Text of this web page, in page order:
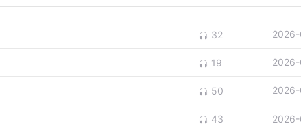
32
19
50
43